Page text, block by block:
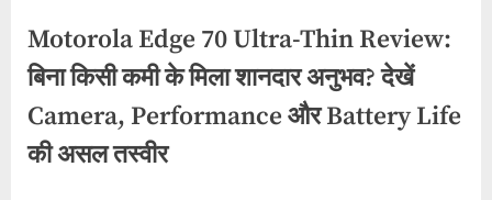
Motorola Edge 70 Ultra-Thin Review:
बिना किसी कमी के मिला शानदार अनुभव? देखें
Camera, Performance और Battery Life
की असल तस्वीर